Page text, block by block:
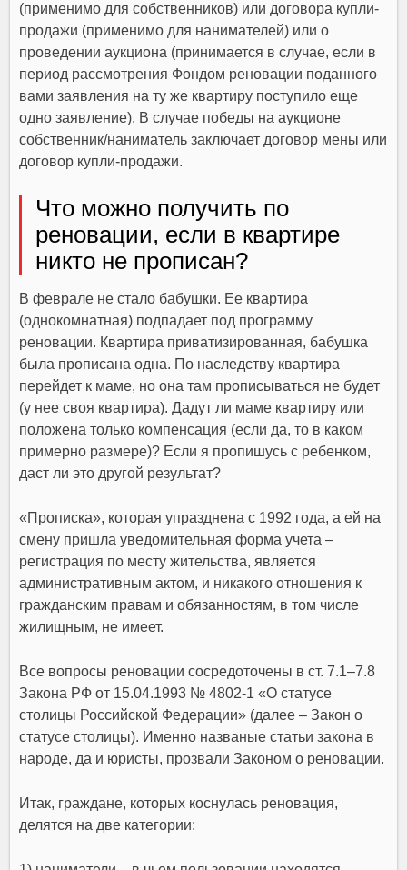
(применимо для собственников) или договора купли-
продажи (применимо для нанимателей) или о
проведении аукциона (принимается в случае, если в
период рассмотрения Фондом реновации поданного
вами заявления на ту же квартиру поступило еще
одно заявление). В случае победы на аукционе
собственник/наниматель заключает договор мены или
договор купли-продажи.
Что можно получить по
реновации, если в квартире
никто не прописан?
В феврале не стало бабушки. Ее квартира
(однокомнатная) подпадает под программу
реновации. Квартира приватизированная, бабушка
была прописана одна. По наследству квартира
перейдет к маме, но она там прописываться не будет
(у нее своя квартира). Дадут ли маме квартиру или
положена только компенсация (если да, то в каком
примерно размере)? Если я пропишусь с ребенком,
даст ли это другой результат?
«Прописка», которая упразднена с 1992 года, а ей на
смену пришла уведомительная форма учета –
регистрация по месту жительства, является
административным актом, и никакого отношения к
гражданским правам и обязанностям, в том числе
жилищным, не имеет.
Все вопросы реновации сосредоточены в ст. 7.1–7.8
Закона РФ от 15.04.1993 № 4802-1 «О статусе
столицы Российской Федерации» (далее – Закон о
статусе столицы). Именно названые статьи закона в
народе, да и юристы, прозвали Законом о реновации.
Итак, граждане, которых коснулась реновация,
делятся на две категории: